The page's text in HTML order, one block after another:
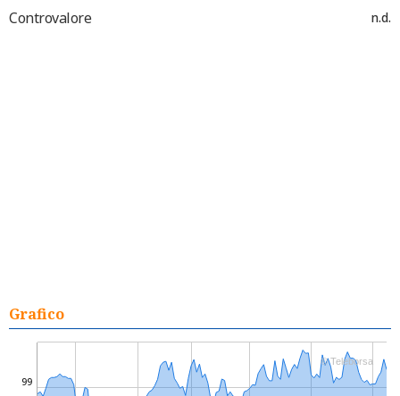
Controvalore n.d.
Grafico
99
© Teleborsa